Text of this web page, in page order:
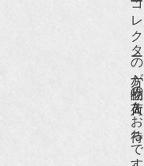
愛好家やコレクターの方が品物の入荷をお待ちです。